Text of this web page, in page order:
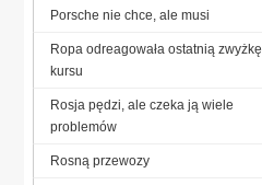
Porsche nie chce, ale musi
Ropa odreagowała ostatnią zwyżkę
kursu
Rosja pędzi, ale czeka ją wiele
problemów
Rosną przewozy